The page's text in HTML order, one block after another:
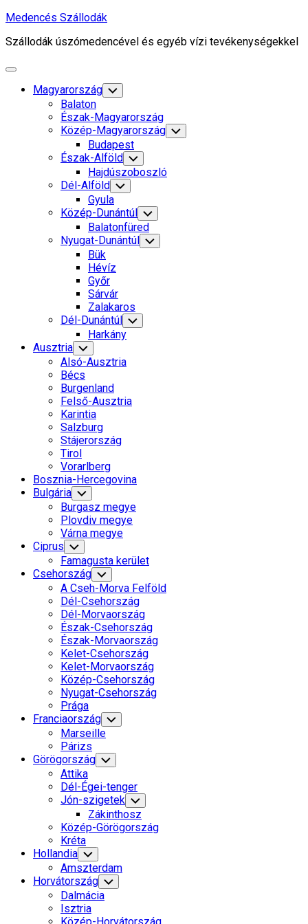
Skip
content
Medencés Szállodák
Szállodák úszómedencével és egyéb vízi tevékenységekkel
Expand
Magyarország Toggle
Child
Balaton
Észak-Magyarország
Közép-Magyarország Toggle
Child
Budapest
Észak-Alföld Toggle
Child
Menu
Hajdúszoboszló
Dél-Alföld Toggle
Child
Menu
Gyula
Közép-Dunántúl Toggle
Child
Menu
Balatonfüred
Nyugat-Dunántúl Toggle
Child
Bük
Hévíz
Győr
Sárvár
Zalakaros
Dél-Dunántúl Toggle
Child
Harkány
Ausztria Toggle
Child
Menu
Alsó-Ausztria
Bécs
Burgenland
Felső-Ausztria
Karintia
Salzburg
Stájerország
Tirol
Vorarlberg
Bosznia-Hercegovina
Bulgária Toggle
Child
Menu
Burgasz megye
Plovdiv megye
Várna megye
Ciprus Toggle
Child
Menu
Famagusta kerület
Csehország Toggle
Child
Menu
A Cseh-Morva Felföld
Dél-Csehország
Dél-Morvaország
Észak-Csehország
Észak-Morvaország
Kelet-Csehország
Kelet-Morvaország
Közép-Csehország
Nyugat-Csehország
Prága
Franciaország Toggle
Child
Marseille
Párizs
Görögország Toggle
Child
Menu
Attika
Dél-Égei-tenger
Jón-szigetek Toggle
Child
Menu
Zákinthosz
Közép-Görögország
Kréta
Hollandia Toggle
Child
Menu
Amszterdam
Horvátország Toggle
Child
Menu
Dalmácia
Isztria